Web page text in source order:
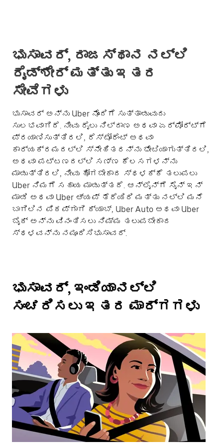
ಭುಸಾವರ್, ರಾಜಸ್ಥಾನ ನಲ್ಲಿ
ರೈಡ್‌ಶೇರ್ ಮತ್ತು ಇತರ
ಸೇವೆಗಳು
ಭುಸಾವರ್ ಅನ್ನು Uber ನೊಂದಿಗೆ ಸುತ್ತಾಡುವುದು
ಸುಲಭವಾಗಿದೆ. ನೀವು ರೈಲು ನಿಲ್ದಾಣ ಅಥವಾ ಏರ್‌ಪೋರ್ಟ್‌ಗೆ
ಪ್ರಯಾಣಿಸುತ್ತಿರಲಿ, ರೆಸ್ಟೋರೆಂಟ್ ಅಥವಾ
ಕಾರ್ಯಕ್ರಮದಲ್ಲಿ ಸ್ನೇಹಿತರನ್ನು ಭೇಟಿಯಾಗುತ್ತಿರಲಿ,
ಅಥವಾ ಪಟ್ಟಣದಲ್ಲಿ ಸಣ್ಣ ಕೆಲಸಗಳನ್ನು
ಮಾಡುತ್ತಿರಲಿ, ನೀವು ಹೋಗಬೇಕಾದ ಸ್ಥಳಕ್ಕೆ ತಲುಪಲು
Uber ನಿಮಗೆ ಸಹಾಯ ಮಾಡುತ್ತದೆ. ಆನ್‌ಲೈನ್‌ಗೆ ಸೈನ್ ಇನ್
ಮಾಡಿ ಅಥವಾ Uber ಆ್ಯಪ್ ತೆರೆಯಿರಿ ಮತ್ತು ನಲ್ಲಿ ಮನೆ
ಬಾಗಿಲಿನ ಪಿಕಪ್‌ಗಾಗಿ ಕ್ಯಾಬ್, Uber Auto ಅಥವಾ Uber
ಬೈಕ್ ಅನ್ನು ವಿನಂತಿಸಲು ನಿಮ್ಮ ತಲುಪಬೇಕಾದ
ಸ್ಥಳವನ್ನು ನಮೂದಿಸಿಭುಸಾವರ್.
ಭುಸಾವರ್, ಇಂಡಿಯಾನಲ್ಲಿ
ಸಂಚರಿಸಲು ಇತರ ಮಾರ್ಗಗಳು